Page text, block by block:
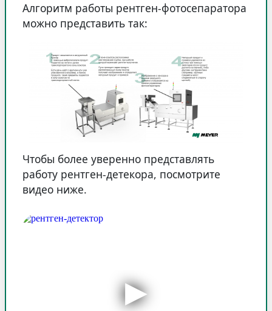
Алгоритм работы рентген-фотосепаратора
можно представить так:
Чтобы более уверенно представлять
работу рентген-детекора, посмотрите
видео ниже.